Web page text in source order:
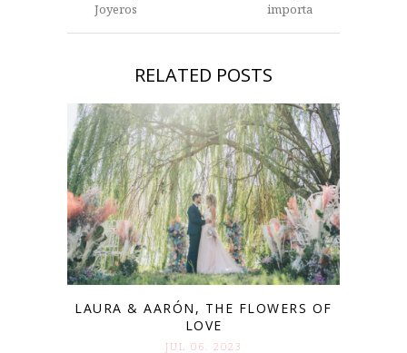
Joyeros
importa
RELATED POSTS
LAURA & AARÓN, THE FLOWERS OF
LOVE
JUL 06. 2023